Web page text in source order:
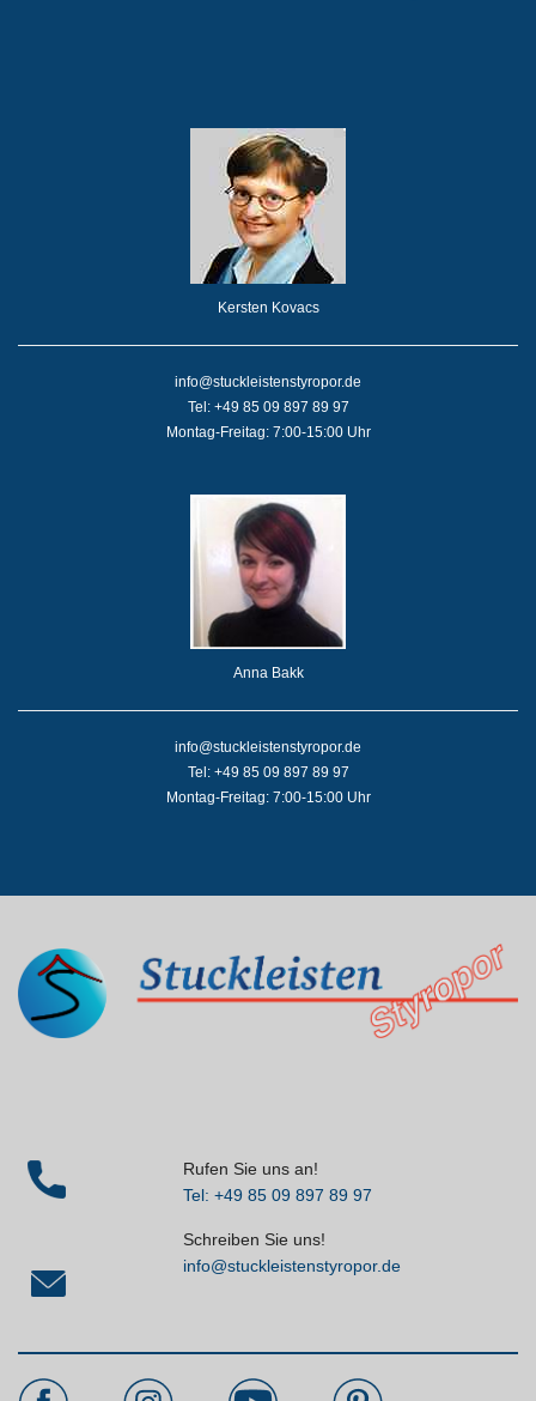
Kersten Kovacs
info@stuckleistenstyropor.de
Tel: +49 85 09 897 89 97
Montag-Freitag: 7:00-15:00 Uhr
Anna Bakk
info@stuckleistenstyropor.de
Tel: +49 85 09 897 89 97
Montag-Freitag: 7:00-15:00 Uhr
Rufen Sie uns an!
Tel: +49 85 09 897 89 97
Schreiben Sie uns!
info@stuckleistenstyropor.de